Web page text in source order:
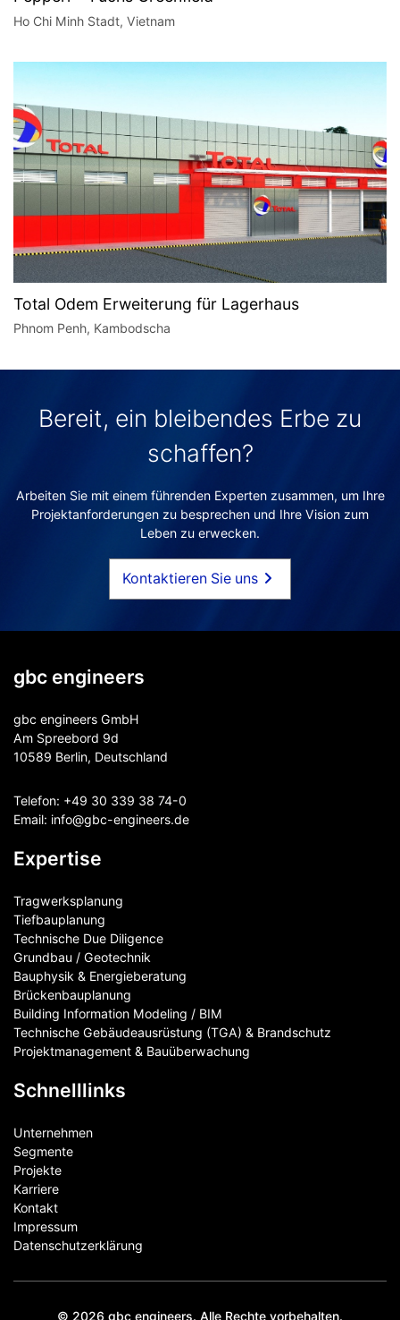
Ho Chi Minh Stadt, Vietnam
Total Odem Erweiterung für Lagerhaus
Phnom Penh, Kambodscha
Bereit, ein bleibendes Erbe zu
schaffen?
Arbeiten Sie mit einem führenden Experten zusammen, um Ihre
Projektanforderungen zu besprechen und Ihre Vision zum
Leben zu erwecken.
Kontaktieren Sie uns
gbc engineers
gbc engineers GmbH
Am Spreebord 9d
10589 Berlin, Deutschland
Telefon: +49 30 339 38 74-0
Email: info@gbc-engineers.de
Expertise
Tragwerksplanung
Tiefbauplanung
Technische Due Diligence
Grundbau / Geotechnik
Bauphysik & Energieberatung
Brückenbauplanung
Building Information Modeling / BIM
Technische Gebäudeausrüstung (TGA) & Brandschutz
Projektmanagement & Bauüberwachung
Schnelllinks
Unternehmen
Segmente
Projekte
Karriere
Kontakt
Impressum
Datenschutzerklärung
© 2026 gbc engineers. Alle Rechte vorbehalten.